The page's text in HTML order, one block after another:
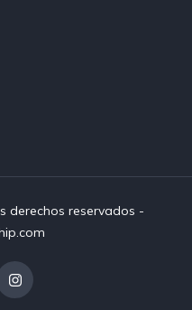
derechos reservados -